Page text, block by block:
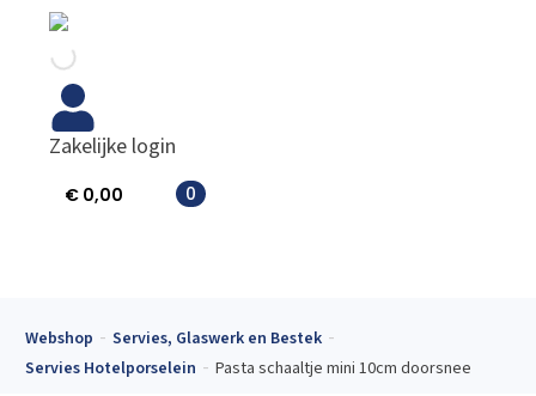
Zakelijke login
€ 0,00 0
Webshop
Servies, Glaswerk en Bestek
Servies Hotelporselein
Pasta schaaltje mini 10cm doorsnee